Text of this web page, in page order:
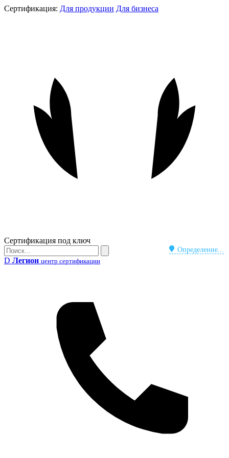
Сертификация: Для продукции Для бизнеса
Бейдж
Сертификация под ключ
Определение...
Поиск
Поиск
D Легион центр сертификации